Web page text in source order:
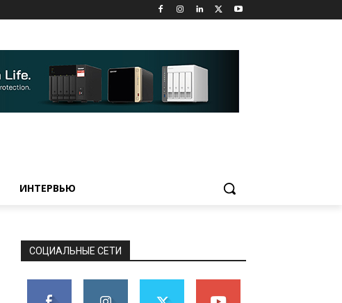
ИНТЕРВЬЮ
СОЦИАЛЬНЫЕ СЕТИ